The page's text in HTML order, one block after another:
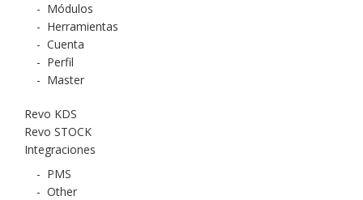
- Módulos
- Herramientas
- Cuenta
- Perfil
- Master
Revo KDS
Revo STOCK
Integraciones
- PMS
- Other